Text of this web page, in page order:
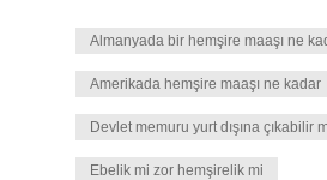
Almanyada bir hemşire maaşı ne
Amerikada hemşire maaşı ne kadar
Devlet memuru yurt dışına çıkabilir
Ebelik mi zor hemşirelik mi